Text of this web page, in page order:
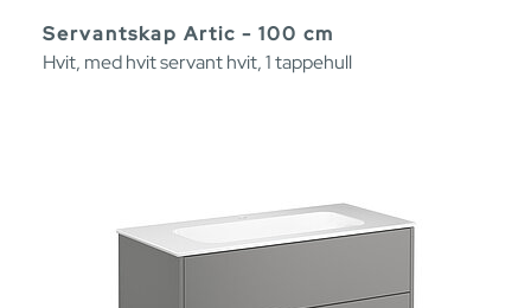
Servantskap Artic - 100 cm
Hvit, med hvit servant hvit, 1 tappehull